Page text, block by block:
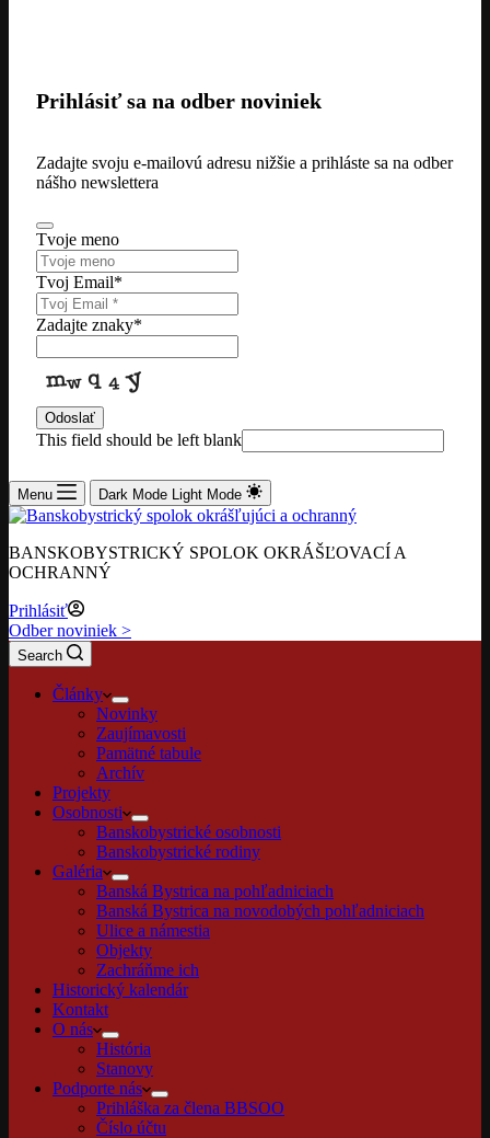
Prihlásiť sa na odber noviniek
Zadajte svoju e-mailovú adresu nižšie a prihláste sa na odber
nášho newslettera
Tvoje meno
Tvoj Email*
Zadajte znaky*
Odoslať
This field should be left blank
Menu Dark Mode Light Mode
BANSKOBYSTRICKÝ SPOLOK OKRÁŠĽOVACÍ A
OCHRANNÝ
Prihlásiť
Odber noviniek >
Search
Články
Novinky
Zaujímavosti
Pamätné tabule
Archív
Projekty
Osobnosti
Banskobystrické osobnosti
Banskobystrické rodiny
Galéria
Banská Bystrica na pohľadniciach
Banská Bystrica na novodobých pohľadniciach
Ulice a námestia
Objekty
Zachráňme ich
Historický kalendár
Kontakt
O nás
História
Stanovy
Podporte nás
Prihláška za člena BBSOO
Číslo účtu